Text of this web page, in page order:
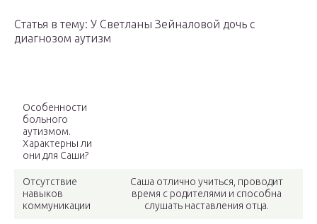
Статья в тему: У Светланы Зейналовой дочь с
диагнозом аутизм
Особенности
больного
аутизмом.
Характерны ли
они для Саши?
Отсутствие
навыков
коммуникации
Саша отлично учиться, проводит
время с родителями и способна
слушать наставления отца.